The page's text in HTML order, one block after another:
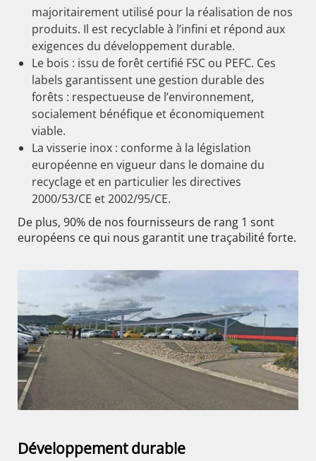
majoritairement utilisé pour la réalisation de nos
produits. Il est recyclable à l’infini et répond aux
exigences du développement durable.
Le bois : issu de forêt certifié FSC ou PEFC. Ces
labels garantissent une gestion durable des
forêts : respectueuse de l’environnement,
socialement bénéfique et économiquement
viable.
La visserie inox : conforme à la législation
européenne en vigueur dans le domaine du
recyclage et en particulier les directives
2000/53/CE et 2002/95/CE.
De plus, 90% de nos fournisseurs de rang 1 sont
européens ce qui nous garantit une traçabilité forte.
Développement durable